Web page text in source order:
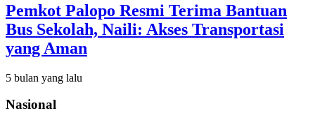
Pemkot Palopo Resmi Terima Bantuan
Bus Sekolah, Naili: Akses Transportasi
yang Aman
5 bulan yang lalu
Nasional